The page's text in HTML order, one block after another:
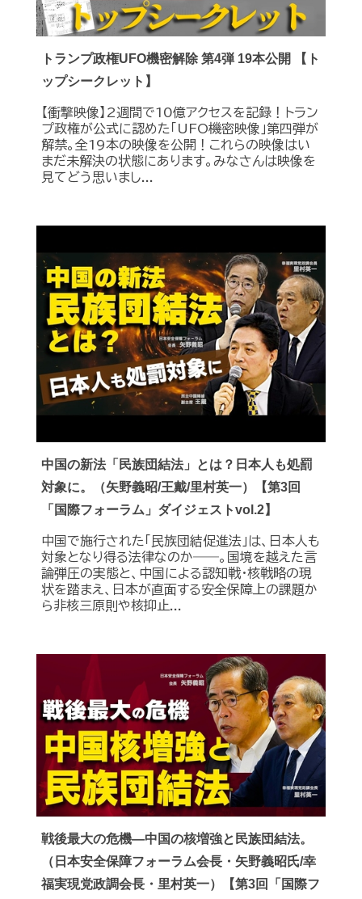
トランプ政権UFO機密解除 第4弾 19本公開 【ト
ップシークレット】
【衝撃映像】2週間で10億アクセスを記録！トラン
プ政権が公式に認めた｢UFO機密映像｣第四弾が
解禁。全19本の映像を公開！これらの映像はい
まだ未解決の状態にあります。みなさんは映像を
見てどう思いまし...
中国の新法「民族団結法」とは？日本人も処罰
対象に。（矢野義昭/王戴/里村英一）【第3回
「国際フォーラム」ダイジェストvol.2】
中国で施行された「民族団結促進法」は、日本人も
対象となり得る法律なのか――。国境を越えた言
論弾圧の実態と、中国による認知戦・核戦略の現
状を踏まえ、日本が直面する安全保障上の課題か
ら非核三原則や核抑止...
戦後最大の危機―中国の核増強と民族団結法。
（日本安全保障フォーラム会長・矢野義昭氏/幸
福実現党政調会長・里村英一）【第3回「国際フ